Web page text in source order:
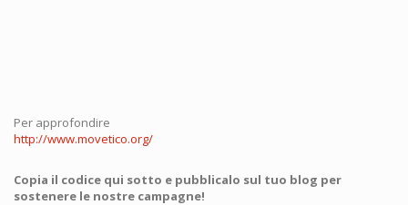
Per approfondire
http://www.movetico.org/
Copia il codice qui sotto e pubblicalo sul tuo blog per
sostenere le nostre campagne!